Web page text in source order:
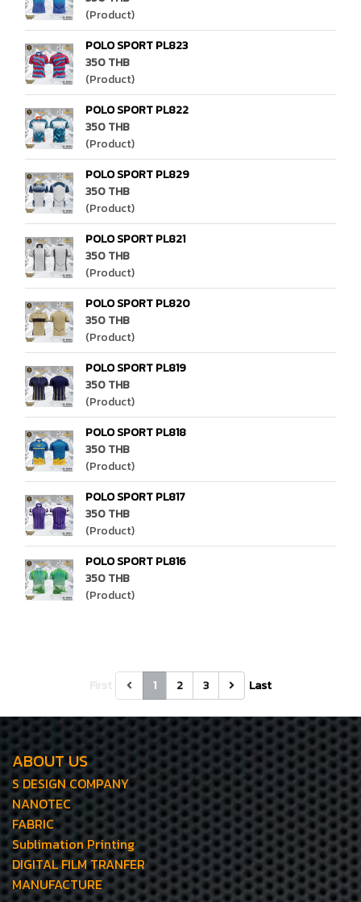
(Product)
POLO SPORT PL823
350 THB
(Product)
POLO SPORT PL822
350 THB
(Product)
POLO SPORT PL829
350 THB
(Product)
POLO SPORT PL821
350 THB
(Product)
POLO SPORT PL820
350 THB
(Product)
POLO SPORT PL819
350 THB
(Product)
POLO SPORT PL818
350 THB
(Product)
POLO SPORT PL817
350 THB
(Product)
POLO SPORT PL816
350 THB
(Product)
1 2 3 Last
ABOUT US
S DESIGN COMPANY
NANOTEC
FABRIC
Sublimation Printing
DIGITAL FILM TRANFER
MANUFACTURE